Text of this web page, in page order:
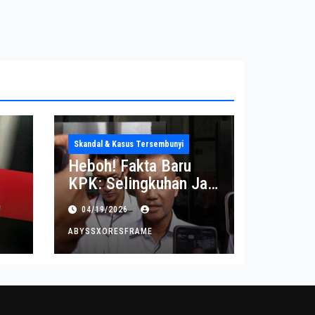
Skandal & Kasus Tersembunyi
Heboh! Fakta Baru
KPK: Selingkuhan Jadi
Tujuan Utama Uang
Korupsi
04/19/2026
ABYSSXORESFRAME